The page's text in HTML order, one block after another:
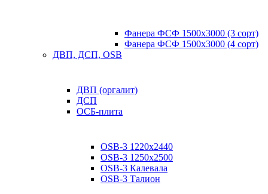
Фанера ФСФ 1500х3000 (3 сорт)
Фанера ФСФ 1500х3000 (4 сорт)
ДВП, ДСП, OSB
ДВП (оргалит)
ДСП
ОСБ-плита
OSB-3 1220х2440
OSB-3 1250х2500
OSB-3 Калевала
OSB-3 Талион